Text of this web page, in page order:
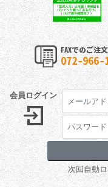
会員ログイン
次回自動